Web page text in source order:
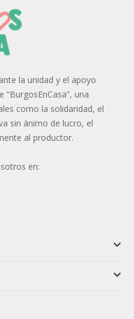
la unidad y el apoyo
una
como la solidaridad, el
sin ánimo de lucro, el
al productor.
en:
keyboard_arrow_down
keyboard_arrow_down